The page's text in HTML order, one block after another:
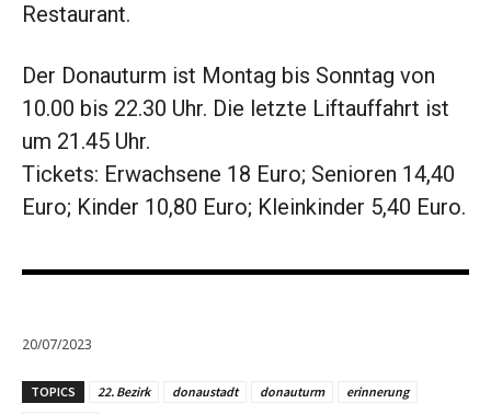
Restaurant.
Der Donauturm ist Montag bis Sonntag von
10.00 bis 22.30 Uhr. Die letzte Liftauffahrt ist
um 21.45 Uhr.
Tickets: Erwachsene 18 Euro; Senioren 14,40
Euro; Kinder 10,80 Euro; Kleinkinder 5,40 Euro.
20/07/2023
TOPICS 22. Bezirk donaustadt donauturm
erinnerung